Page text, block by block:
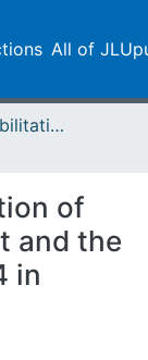
All of
Dissertationen/Habilitationen
of
and the
in